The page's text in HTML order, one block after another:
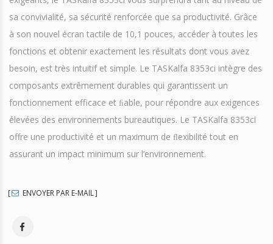
sa convivialité, sa sécurité renforcée que sa productivité. Grâce
à son nouvel écran tactile de 10,1 pouces, accéder à toutes les
fonctions et obtenir exactement les résultats dont vous avez
besoin, est très intuitif et simple. Le TASKalfa 8353ci intègre des
composants extrêmement durables qui garantissent un
fonctionnement efficace et ﬁable, pour répondre aux exigences
élevées des environnements bureautiques. Le TASKalfa 8353ci
offre une productivité et un maximum de ﬂexibilité tout en
assurant un impact minimum sur l’environnement.
ENVOYER PAR E-MAIL